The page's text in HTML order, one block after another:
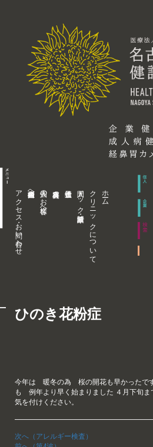
アクセス・お問い合わせ 企業内担当者様へ 個人のお客様へ 人間ドック・健康診断 クリニックについて ホーム
ひのき花粉症
今年は 暖冬の為 桜の開花も早かったで
も 例年より早く始まりました ４月下旬
気を付けください。
次へ（アレルギー検査）